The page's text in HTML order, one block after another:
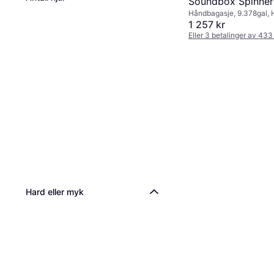
Hard eller myk
Expandable
Black
Håndbagasje, 9.378gal,
hjul, TSA-lås, Kan utvides
1 257 kr
Eller 3 betalinger av